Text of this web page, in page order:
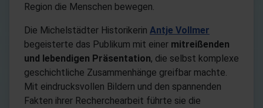
Region die Menschen bewegen.
Die Michelstädter Historikerin Antje Vollmer
begeisterte das Publikum mit einer mitreißenden
und lebendigen Präsentation, die selbst komplexe
geschichtliche Zusammenhänge greifbar machte.
Mit eindrucksvollen Bildern und den spannenden
Fakten ihrer Recherchearbeit führte sie die